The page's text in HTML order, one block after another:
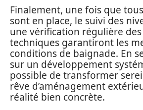
Finalement, une fois que
sont en place, le suivi des
une vérification régulière
techniques garantiront les
conditions de baignade. En
sur un développement
possible de transformer
rêve d’aménagement
réalité bien concrète.